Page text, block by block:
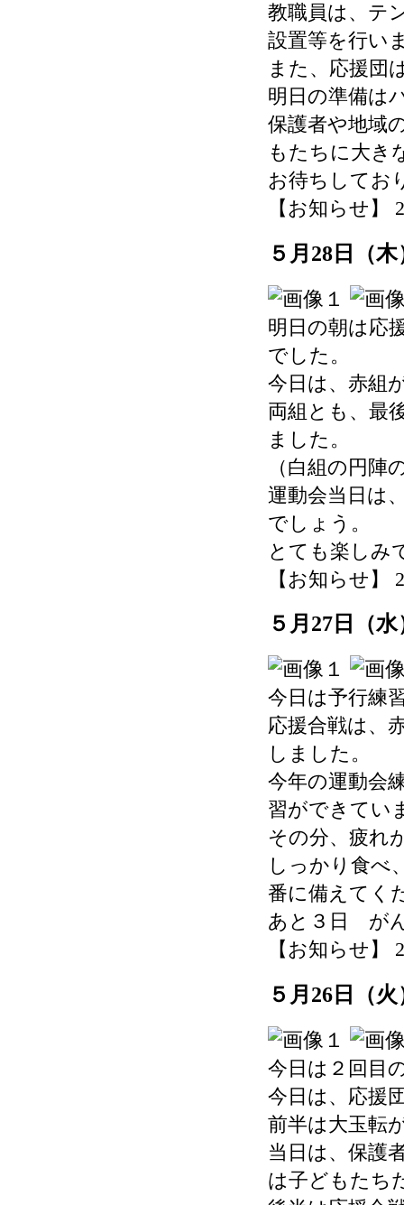
教職員は、テ
設置等を行い
また、応援団
明日の準備は
保護者や地域
もたちに大き
お待ちしてお
【お知らせ】
５月28日（
明日の朝は応
でした。
今日は、赤組
両組とも、最
ました。
（白組の円
運動会当日は
でしょう。
とても楽しみ
【お知らせ】
５月27日（
今日は予行練
応援合戦は、
しました。
今年の運動会
習ができてい
その分、疲れ
しっかり食べ
番に備えてく
あと３日 が
【お知らせ】
５月26日（
今日は２回目
今日は、応援
前半は大玉転
当日は、保護
は子どもたち